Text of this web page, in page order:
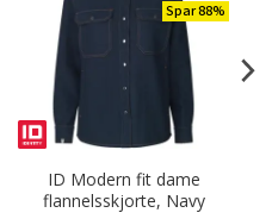
Spar 88%
ID Modern fit dame
flannelsskjorte, Navy